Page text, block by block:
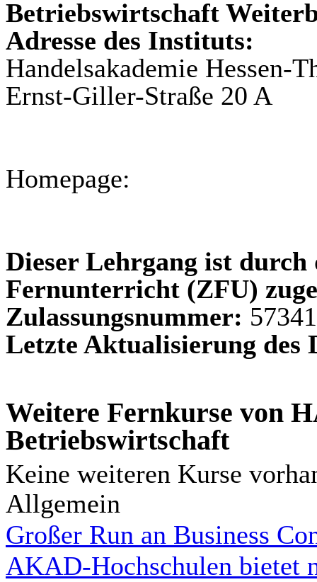
Betriebswirtschaft
Adresse des Instituts:
Handelsakademie Hessen-
Ernst-Giller-Straße 20 A
Homepage:
Dieser Lehrgang ist
Fernunterricht (ZFU)
Zulassungsnummer:
Letzte Aktualisierung des
Weitere Fernkurse von
Betriebswirtschaft
Keine weiteren Kurse
Allgemein
Großer Run an Business
AKAD-Hochschulen bietet